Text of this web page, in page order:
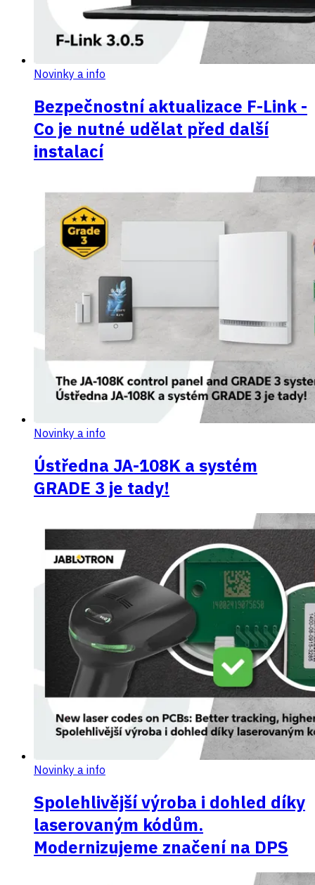
Novinky a info
Bezpečnostní aktualizace F-Link -
Co je nutné udělat před další
instalací
Novinky a info
Ústředna JA-108K a systém
GRADE 3 je tady!
Novinky a info
Spolehlivější výroba i dohled díky
laserovaným kódům.
Modernizujeme značení na DPS